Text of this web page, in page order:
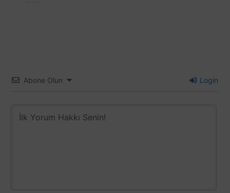
Abone Olun Login